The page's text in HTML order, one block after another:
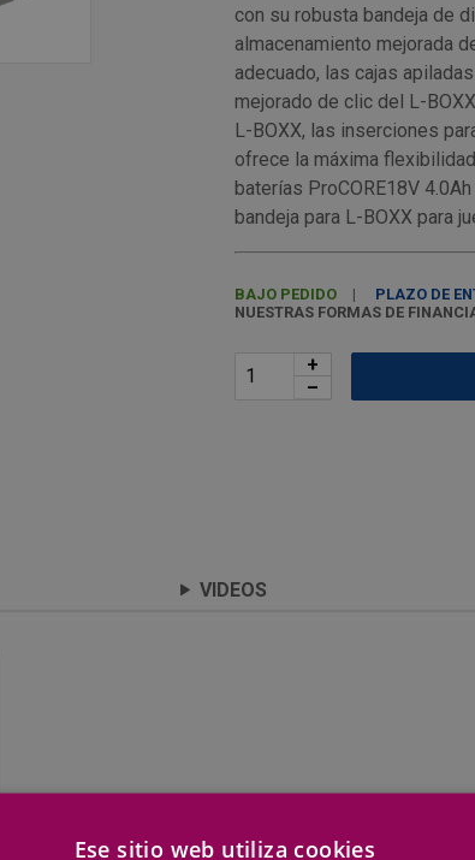
con su robusta bandeja de
almacenamiento mejorada
adecuado, las cajas
mejorado de clic del L-
L-BOXX, las inserciones
ofrece la máxima
baterías ProCORE18V
bandeja para L-BOXX para
BAJO PEDIDO PLAZO DE
NUESTRAS FORMAS DE
+
–
VIDEOS
Ese sitio web utiliza cookies